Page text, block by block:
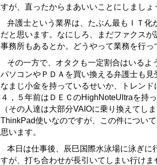
すが、直ったからまあいいことにしましょ
弁護士という業界は、たぶん最もＩＴ化
だと思います。なにしろ、まだファクス
事務所もあるとか。どうやって業務を行
その一方で、オタクも一定割合はいるよ
パソコンやＰＤＡを買い換える弁護士も
なまじ小金を持っているせいか、トレン
４，５年前はＤＥＣのHighNoteUltraを持
（その人達は大部分VAIOに乗り換えてし
ThinkPad使いなのですが、この件につい
思います。
本日は仕事後、辰巳国際水泳場に泳ぎに
すが、打ち合わせが長引いてしまい行け